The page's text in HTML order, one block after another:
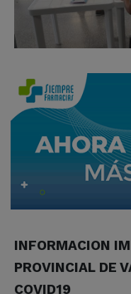
INFORMACION
PROVINCIAL DE
COVID19